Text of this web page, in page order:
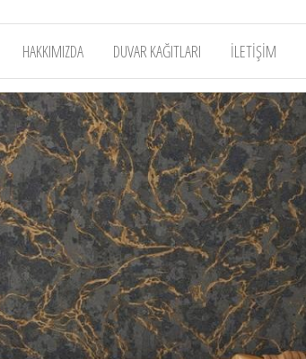
HAKKIMIZDA DUVAR KAĞITLARI İLETİŞİM